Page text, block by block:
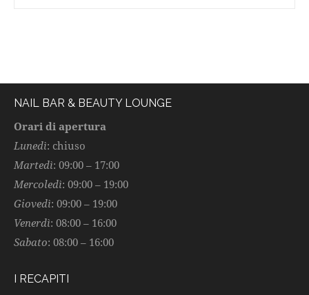
NAIL BAR & BEAUTY LOUNGE
Orari di apertura
Lunedì: chiuso
Martedì: 09:00 – 17:00
Mercoledì: 09:00 – 19:00
Giovedì: 09:00 – 19:00
Venerdì: 08:00 – 16:00
Sabato: 08:00 – 16:00
I RECAPITI